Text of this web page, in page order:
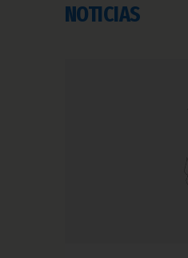
NOTICIAS